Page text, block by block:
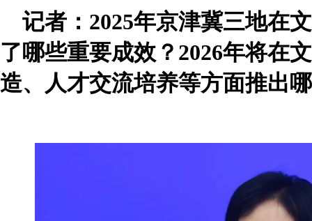
记者：2025年京津冀三地在
了哪些重要成效？2026年将在
造、人才交流培养等方面推出